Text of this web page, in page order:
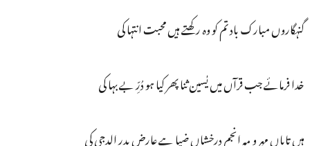
گنہگاروں مبارک باد تم کو وہ رکھتے ہیں محبت انتہا کی
خدا فرمائے جب قرآں میں یٰسین ثنا پھر کیا ہو دُرِّ بے بہا کی
ہیں تاباں مہر و مہ انجم درخشاں ضیا ہے عارضِ بدر الدجی کی